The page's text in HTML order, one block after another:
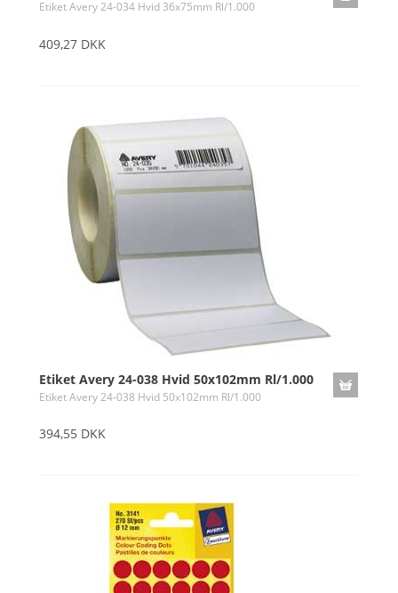
Etiket Avery 24-034 Hvid 36x75mm Rl/1.000
409,27 DKK
Etiket Avery 24-038 Hvid 50x102mm Rl/1.000
Etiket Avery 24-038 Hvid 50x102mm Rl/1.000
394,55 DKK